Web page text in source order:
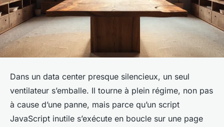
Dans un data center presque silencieux, un seul
ventilateur s’emballe. Il tourne à plein régime, non pas
à cause d’une panne, mais parce qu’un script
JavaScript inutile s’exécute en boucle sur une page